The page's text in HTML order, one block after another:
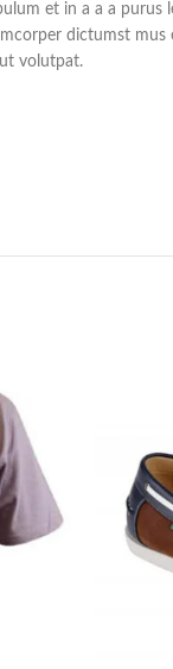
et in a a a
dictumst
volutpat.